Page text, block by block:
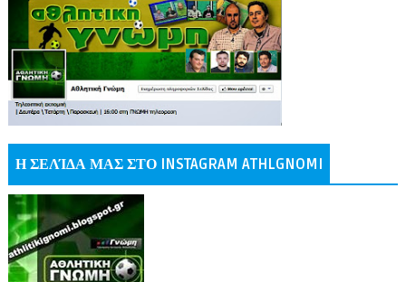
Η ΣΕΛΊΔΑ ΜΑΣ ΣΤΟ INSTAGRAM ATHLGNOMI